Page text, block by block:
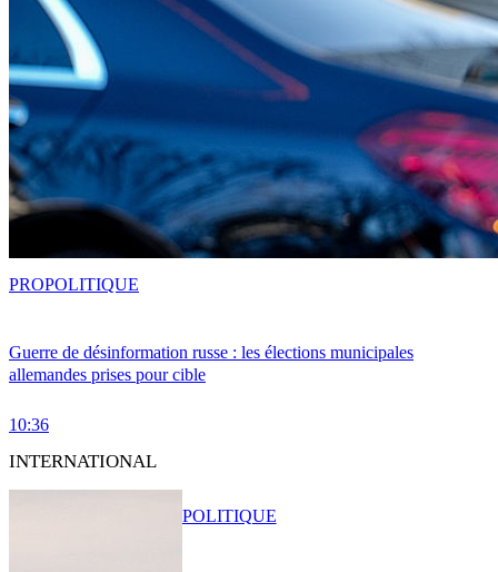
Guerre de désinformation russe : les élections municipales
allemandes prises pour cible
10:36
PROPOLITIQUE
INTERNATIONAL
POLITIQUE